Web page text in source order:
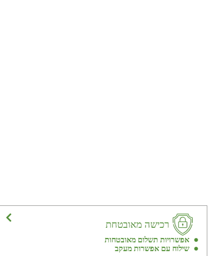
רכישה מאובטחת
אפשרויות תשלום מאובטחות
שילוח עם אפשרות מעקב